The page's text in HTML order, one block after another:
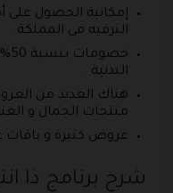
الترفيه في المملكة .
البدنية .
هناك العديد من
منتجات الجمال و
عروض كثيرة و باقات
شرح برنامج ذا